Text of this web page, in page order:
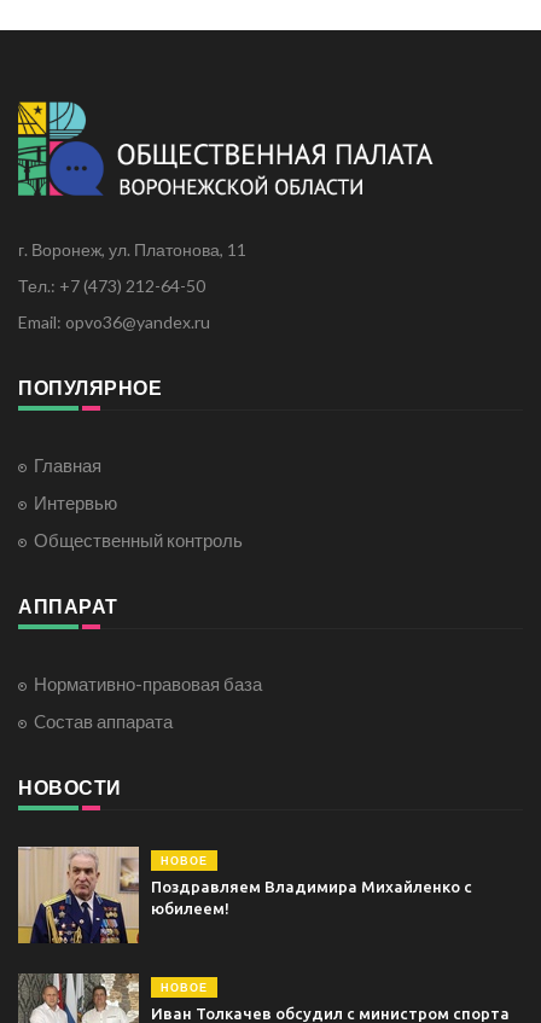
г. Воронеж, ул. Платонова, 11
Тел.: +7 (473) 212-64-50
Email: opvo36@yandex.ru
ПОПУЛЯРНОЕ
Главная
Интервью
Общественный контроль
АППАРАТ
Нормативно-правовая база
Cостав аппарата
НОВОСТИ
НОВОЕ
Поздравляем Владимира Михайленко с
юбилеем!
НОВОЕ
Иван Толкачев обсудил с министром спорта